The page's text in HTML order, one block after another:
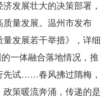
发展壮大的决策部署，
量发展。温州市发布
量发展若干举措》，详细
一体融合落地情况，推
先试……春风拂过隋梅，
策暖流奔涌，传递的是